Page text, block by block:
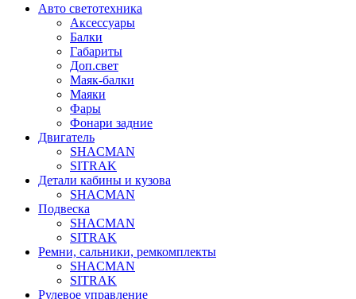
Авто светотехника
Аксессуары
Балки
Габариты
Доп.свет
Маяк-балки
Маяки
Фары
Фонари задние
Двигатель
SHACMAN
SITRAK
Детали кабины и кузова
SHACMAN
Подвеска
SHACMAN
SITRAK
Ремни, сальники, ремкомплекты
SHACMAN
SITRAK
Рулевое управление